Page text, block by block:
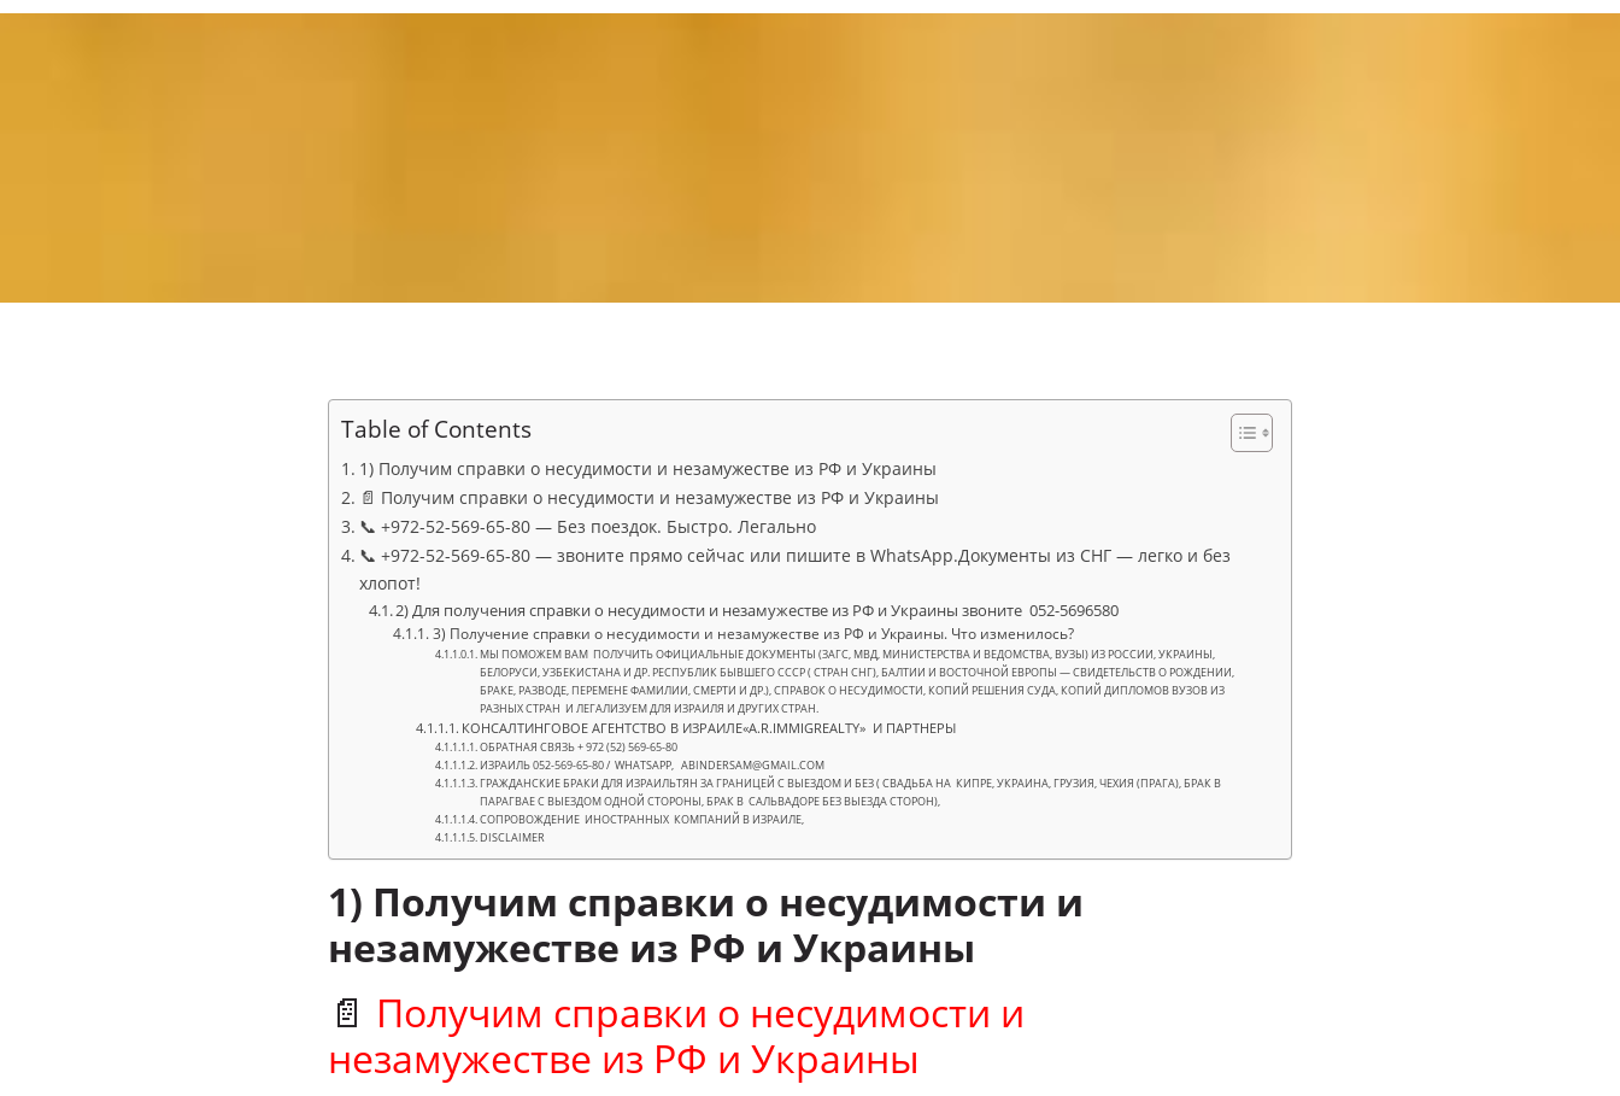
Table of Contents
1) Получим справки о несудимости и незамужестве из РФ и Украины
📄 Получим справки о несудимости и незамужестве из РФ и Украины
📞 +972-52-569-65-80 — Без поездок. Быстро. Легально
📞 +972-52-569-65-80 — звоните прямо сейчас или пишите в WhatsApp.Документы из СНГ — легко и без
хлопот!
2) Для получения справки о несудимости и незамужестве из РФ и Украины звоните 052-5696580
3) Получение справки о несудимости и незамужестве из РФ и Украины. Что изменилось?
МЫ ПОМОЖЕМ ВАМ ПОЛУЧИТЬ ОФИЦИАЛЬНЫЕ ДОКУМЕНТЫ (ЗАГС, МВД, МИНИСТЕРСТВА И ВЕДОМСТВА, ВУЗЫ) ИЗ РОССИИ, УКРАИНЫ,
БЕЛОРУСИ, УЗБЕКИСТАНА И ДР. РЕСПУБЛИК БЫВШЕГО СССР ( СТРАН СНГ), БАЛТИИ И ВОСТОЧНОЙ ЕВРОПЫ — СВИДЕТЕЛЬСТВ О РОЖДЕНИИ,
БРАКЕ, РАЗВОДЕ, ПЕРЕМЕНЕ ФАМИЛИИ, СМЕРТИ И ДР.), СПРАВОК О НЕСУДИМОСТИ, КОПИЙ РЕШЕНИЯ СУДА, КОПИЙ ДИПЛОМОВ ВУЗОВ ИЗ
РАЗНЫХ СТРАН И ЛЕГАЛИЗУЕМ ДЛЯ ИЗРАИЛЯ И ДРУГИХ СТРАН.
КОНСАЛТИНГОВОЕ АГЕНТСТВО В ИЗРАИЛЕ«A.R.IMMIGREALTY» И ПАРТНЕРЫ
ОБРАТНАЯ СВЯЗЬ + 972 (52) 569-65-80
ИЗРАИЛЬ 052-569-65-80 / WHATSAPP, ABINDERSAM@GMAIL.COM
ГРАЖДАНСКИЕ БРАКИ ДЛЯ ИЗРАИЛЬТЯН ЗА ГРАНИЦЕЙ С ВЫЕЗДОМ И БЕЗ ( СВАДЬБА НА КИПРЕ, УКРАИНА, ГРУЗИЯ, ЧЕХИЯ (ПРАГА), БРАК В
ПАРАГВАЕ С ВЫЕЗДОМ ОДНОЙ СТОРОНЫ, БРАК В САЛЬВАДОРЕ БЕЗ ВЫЕЗДА СТОРОН),
СОПРОВОЖДЕНИЕ ИНОСТРАННЫХ КОМПАНИЙ В ИЗРАИЛЕ,
DISCLAIMER
1) Получим справки о несудимости и
незамужестве из РФ и Украины
📄 Получим справки о несудимости и
незамужестве из РФ и Украины